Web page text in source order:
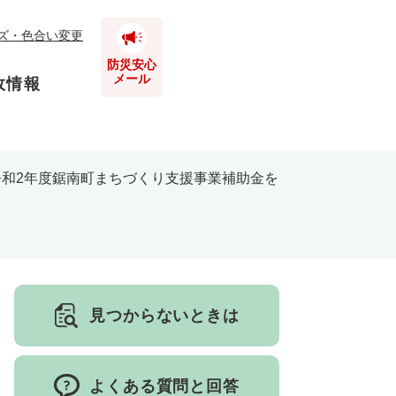
防災安心
メール
・色合い変更
とじる
情報
とじる
とじる
2年度鋸南町まちづくり支援事業補助金を
見つからないときは
よくある質問と回答